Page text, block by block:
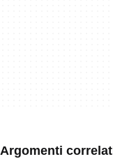
Argomenti